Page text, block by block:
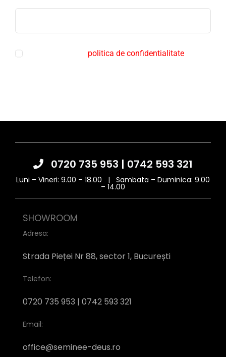
politica de confidentialitate
0720 735 953 | 0742 593 321
Luni – Vineri: 9.00 – 18.00 | Sambata – Duminica: 9.00
– 14.00
SHOWROOM
Adresa:
Strada Pieței Nr 88, sector 1, București
Telefon:
0720 735 953 | 0742 593 321
Email:
office@seminee-deus.ro